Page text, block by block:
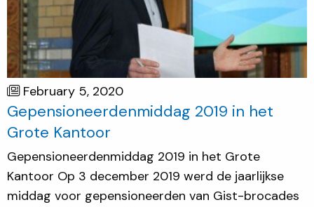
February 5, 2020
Gepensioneerdenmiddag 2019 in het
Grote Kantoor
Gepensioneerdenmiddag 2019 in het Grote
Kantoor Op 3 december 2019 werd de jaarlijkse
middag voor gepensioneerden van Gist-brocades